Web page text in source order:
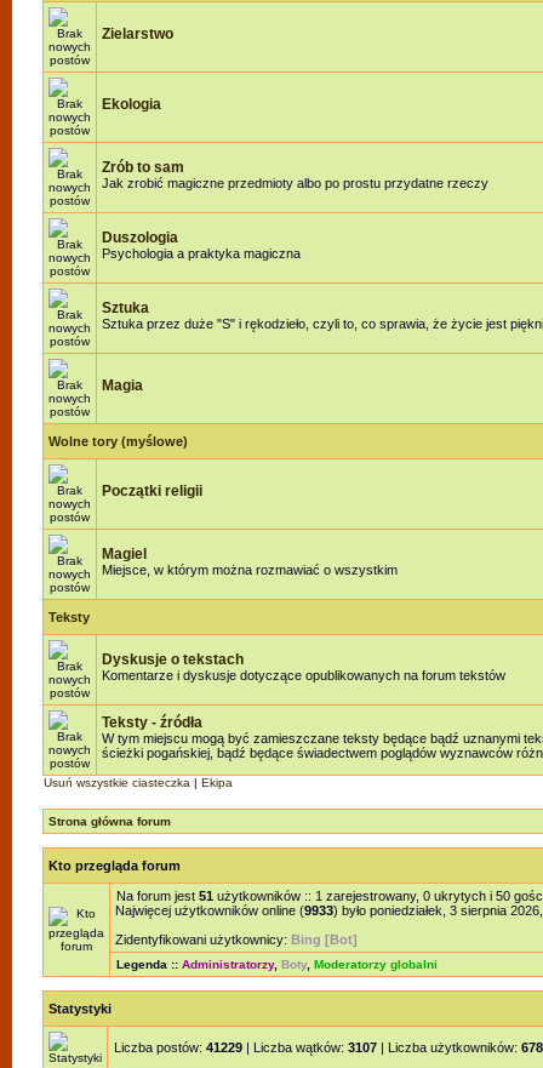
Zielarstwo
Ekologia
Zrób to sam
Jak zrobić magiczne przedmioty albo po prostu przydatne rzeczy
Duszologia
Psychologia a praktyka magiczna
Sztuka
Sztuka przez duże "S" i rękodzieło, czyli to, co sprawia, że życie jest
Magia
Wolne tory (myślowe)
Początki religii
Magiel
Miejsce, w którym można rozmawiać o wszystkim
Teksty
Dyskusje o tekstach
Komentarze i dyskusje dotyczące opublikowanych na forum tekstów
Teksty - źródła
W tym miejscu mogą być zamieszczane teksty będące bądź uznanymi
ścieżki pogańskiej, bądź będące świadectwem poglądów wyznawców
Usuń wszystkie ciasteczka | Ekipa
Strona główna forum
Kto przegląda forum
Na forum jest 51 użytkowników :: 1 zarejestrowany, 0 ukrytych i 50
Najwięcej użytkowników online (9933) było poniedziałek, 3 sierpnia
Zidentyfikowani użytkownicy: Bing [Bot]
Legenda :: Administratorzy, Boty, Moderatorzy globalni
Statystyki
Liczba postów: 41229 | Liczba wątków: 3107 | Liczba użytkowników: 678